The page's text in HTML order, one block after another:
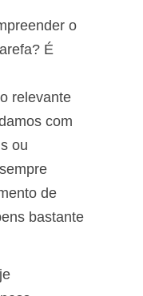
o
É
relevante
com
ou
de
bastante